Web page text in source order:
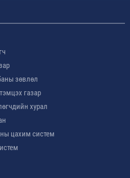
зөвлөл
газар
хурал
цахим систем